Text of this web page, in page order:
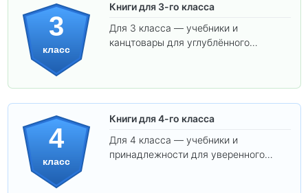
3
класс
Книги для 3-го класса
Для 3 класса — учебники и
канцтовары для углублённого
4
класс
Книги для 4-го класса
Для 4 класса — учебники и
принадлежности для уверенного